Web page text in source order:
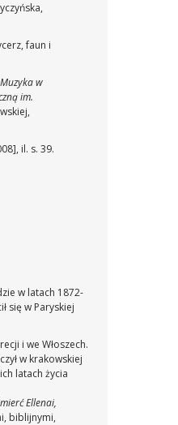
faun i
Muzyka w
im.
il. s. 39.
w latach 1872-
się w Paryskiej
i we Włoszech.
w krakowskiej
latach życia
Ellenai,
biblijnymi,